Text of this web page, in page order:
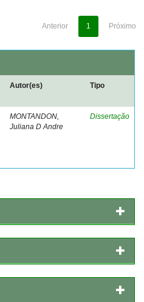
Anterior 1 Próximo
Autor(es) Tipo
MONTANDON,
Juliana D Andre
Dissertação